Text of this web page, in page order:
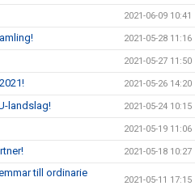
2021-06-09 10:41
2021-05-28 11:16
2021-05-27 11:50
2021-05-26 14:20
landslag! 2021-05-24 10:15
2021-05-19 11:06
2021-05-18 10:27
till ordinarie
2021-05-11 17:15